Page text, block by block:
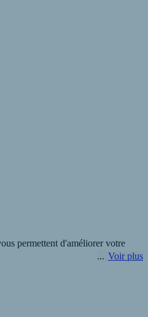
permettent d'améliorer votre
pour votre projet.
Voir plus